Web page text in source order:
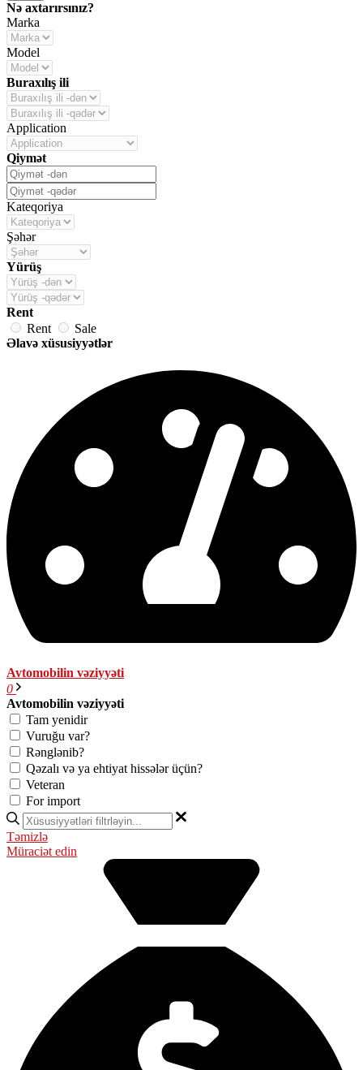
Nə axtarırsınız?
Marka
Model
Buraxılış ili
Application
Qiymət
Kateqoriya
Şəhər
Yürüş
Rent
Rent
Sale
Əlavə xüsusiyyətlər
Avtomobilin vəziyyəti
0
Avtomobilin vəziyyəti
Tam yenidir
Vuruğu var?
Rənglənib?
Qəzalı və ya ehtiyat hissələr üçün?
Veteran
For import
Təmizlə
Müraciət edin